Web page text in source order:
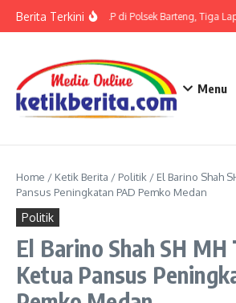
Berita TerkiniTerkait LP di Polsek Barteng, Tiga
Menu
Home / Ketik Berita / Politik / El Barino Shah
Pansus Peningkatan PAD Pemko Medan
Politik
El Barino Shah SH
Ketua Pansus